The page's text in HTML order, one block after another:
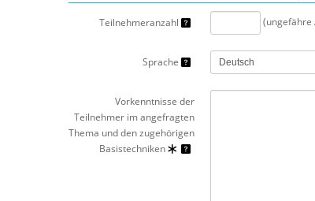
Teilnehmeranzahl (ungefähre
Sprache
Vorkenntnisse der
Teilnehmer im angefragten
Thema und den zugehörigen
Basistechniken